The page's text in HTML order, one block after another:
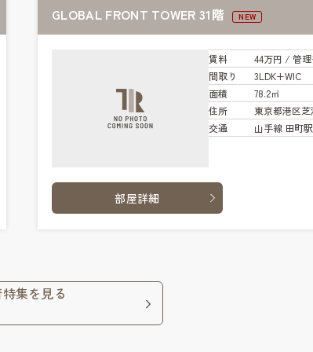
GLOBAL FRONT TOWER 31階 NEW
賃料 44万円 / 管
間取り
3LDK+WIC
面積
78.2㎡
住所
東京都港区芝
交通
山手線 田町
部屋詳細
集を見る